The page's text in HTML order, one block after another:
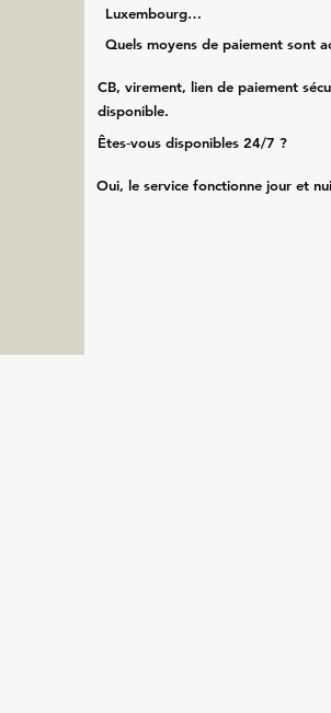
Luxembourg…
Quels moyens de paiement sont
CB, virement, lien de paiement
disponible.
Êtes‑vous disponibles 24/7 ?
Oui, le service fonctionne jour et